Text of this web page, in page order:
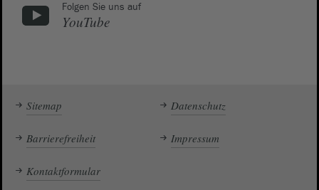
Folgen Sie uns auf
YouTube
Sitemap Datenschutz
Barrierefreiheit Impressum
Kontaktformular